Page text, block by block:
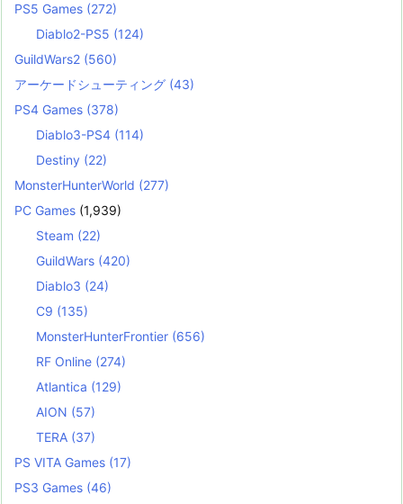
PS5 Games (272)
Diablo2-PS5 (124)
GuildWars2 (560)
アーケードシューティング (43)
PS4 Games (378)
Diablo3-PS4 (114)
Destiny (22)
MonsterHunterWorld (277)
PC Games (1,939)
Steam (22)
GuildWars (420)
Diablo3 (24)
C9 (135)
MonsterHunterFrontier (656)
RF Online (274)
Atlantica (129)
AION (57)
TERA (37)
PS VITA Games (17)
PS3 Games (46)